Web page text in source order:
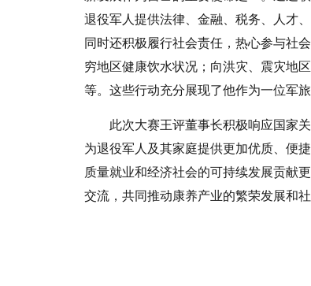
退役军人提供法律、金融、税务、人才
同时还积极履行社会责任，热心参与社
穷地区健康饮水状况；向洪灾、震灾地
等。这些行动充分展现了他作为一位军
此次大赛王评董事长积极响应国家
为退役军人及其家庭提供更加优质、便
质量就业和经济社会的可持续发展贡献
交流，共同推动康养产业的繁荣发展和社